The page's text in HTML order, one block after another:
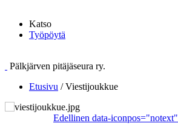
Katso
Työpöytä
Pälkjärven pitäjäseura ry.
Etusivu /Viestijoukkue
Edellinen data-iconpos="notext"